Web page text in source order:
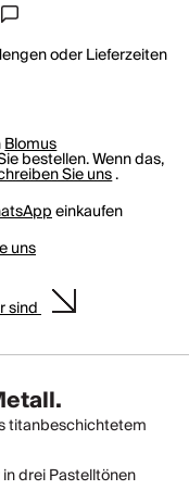
oder Lieferzeiten
Blomus
bestellen. Wenn das,
Sie uns.
einkaufen
uns
sind
titanbeschichtetem
drei Pastelltönen